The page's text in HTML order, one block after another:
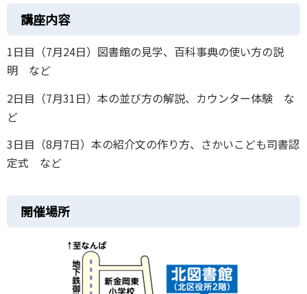
講座内容
1日目（7月24日）図書館の見学、百科事典の使い方の説
明 など
2日目（7月31日）本の並び方の解説、カウンター体験 な
ど
3日目（8月7日）本の紹介文の作り方、さかいこども司書認
定式 など
開催場所